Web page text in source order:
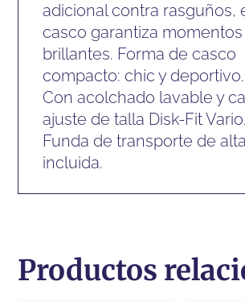
adicional contra rasguños,
casco garantiza momentos
brillantes. Forma de casco
compacto: chic y deportivo.
Con acolchado lavable y
ajuste de talla Disk-Fit Vario.
Funda de transporte de
incluida.
Productos